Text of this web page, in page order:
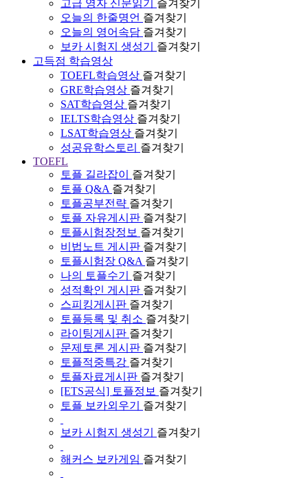
고급 영자 신문읽기
즐겨찾기
오늘의 한줄명언 즐겨찾기
오늘의 영어속담 즐겨찾기
보카 시험지 생성기
즐겨찾기
고득점 학습영상
TOEFL학습영상 즐겨찾기
GRE학습영상 즐겨찾기
SAT학습영상 즐겨찾기
IELTS학습영상 즐겨찾기
LSAT학습영상 즐겨찾기
성공유학스토리 즐겨찾기
TOEFL
토플 길라잡이
즐겨찾기
토플 Q&A 즐겨찾기
토플공부전략 즐겨찾기
토플 자유게시판 즐겨찾기
토플시험장정보 즐겨찾기
비법노트 게시판 즐겨찾기
토플시험장 Q&A 즐겨찾기
나의 토플수기
즐겨찾기
성적확인 게시판 즐겨찾기
스피킹게시판 즐겨찾기
토플등록 및 취소 즐겨찾기
라이팅게시판 즐겨찾기
문제토론 게시판 즐겨찾기
토플적중특강 즐겨찾기
토플자료게시판 즐겨찾기
[ETS공식] 토플정보 즐겨찾기
토플 보카외우기
즐겨찾기
보카 시험지 생성기 즐겨찾기
해커스 보카게임 즐겨찾기